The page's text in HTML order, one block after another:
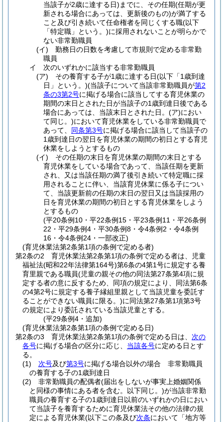
当該子が2歳に達する日) までに、その任期(任期が更
新される場合にあっては、更新後のもの)が満了する
こと及び引き続いて任命権者を同じくする職(以下
「特定職」という。)に採用されないことが明らかで
ない非常勤職員
(イ)
勤務日の日数を考慮して市規則で定める非常勤
職員
イ
次のいずれかに該当する非常勤職員
(ア)
その養育する子が1歳に達する日(以下「1歳到達
日」という。)(当該子について当該非常勤職員が第2
条の3第2号に掲げる場合に該当してする育児休業の
期間の末日とされた日が当該子の1歳到達日後である
場合にあっては、当該末日とされた日。(ア)におい
て同じ。)において育児休業をしている非常勤職員で
あって、 同条第3号に掲げる場合に該当して当該子の
1歳到達日の翌日を育児休業の期間の初日とする育児
休業をしようとするもの
(イ)
その任期の末日を育児休業の期間の末日とする
育児休業をしている場合であって、当該任期を更新
され、又は当該任期の満了後引き続いて特定職に採
用されることに伴い、当該育児休業に係る子につい
て、当該更新前の任期の末日の翌日又は当該採用の
日を育児休業の期間の初日とする育児休業をしよう
とするもの
(平20条例10・平22条例15・平23条例11・平26条例
22・平29条例4・平30条例8・令4条例2・令4条例
16・令4条例24・一部改正)
(育児休業法第2条第1項の条例で定める者)
第2条の2
育児休業法第2条第1項の条例で定める者は、児童
福祉法(昭和22年法律第164号)第6条の4第1号に規定する養
育里親である職員(児童の親その他の同法第27条第4項に規
定する者の意に反するため、同項の規定により、同法第6条
の4第2号に規定する養子縁組里親として当該児童を委託す
ることができない職員に限る。)に同法第27条第1項第3号
の規定により委託されている当該児童とする。
(平29条例4・追加)
(育児休業法第2条第1項の条例で定める日)
第2条の3
育児休業法第2条第1項の条例で定める日は、 次の
各号に掲げる場合の区分に応じ、 当該各号に定める日とす
る。
(1)
次号及び第3号に掲げる場合以外の場合 非常勤職員
の養育する子の1歳到達日
(2)
非常勤職員の配偶者(届出をしないが事実上婚姻関係
と同様の事情にある者を含む。以下同じ。)が当該非常勤
職員の養育する子の1歳到達日以前のいずれかの日におい
て当該子を養育するために育児休業法その他の法律の規
定による育児休業(以下この条及び次条において「地方等